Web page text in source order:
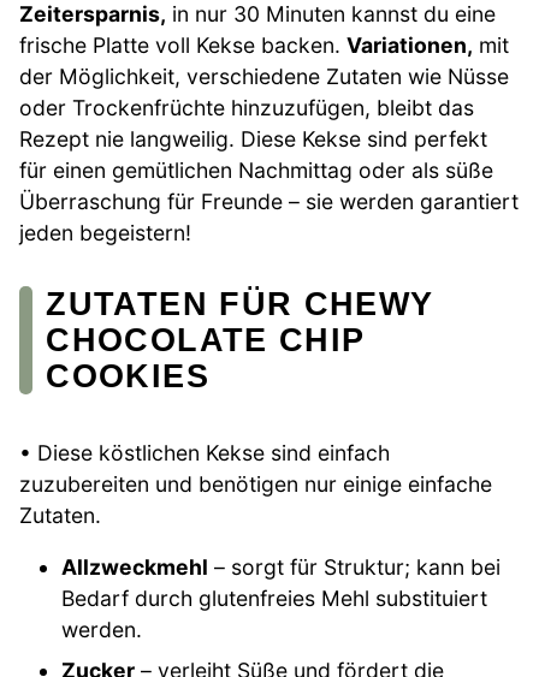
Zeitersparnis, in nur 30 Minuten kannst du eine
frische Platte voll Kekse backen. Variationen, mit
der Möglichkeit, verschiedene Zutaten wie Nüsse
oder Trockenfrüchte hinzuzufügen, bleibt das
Rezept nie langweilig. Diese Kekse sind perfekt
für einen gemütlichen Nachmittag oder als süße
Überraschung für Freunde – sie werden garantiert
jeden begeistern!
ZUTATEN FÜR CHEWY
CHOCOLATE CHIP
COOKIES
• Diese köstlichen Kekse sind einfach
zuzubereiten und benötigen nur einige einfache
Zutaten.
Allzweckmehl – sorgt für Struktur; kann bei
Bedarf durch glutenfreies Mehl substituiert
werden.
Zucker – verleiht Süße und fördert die